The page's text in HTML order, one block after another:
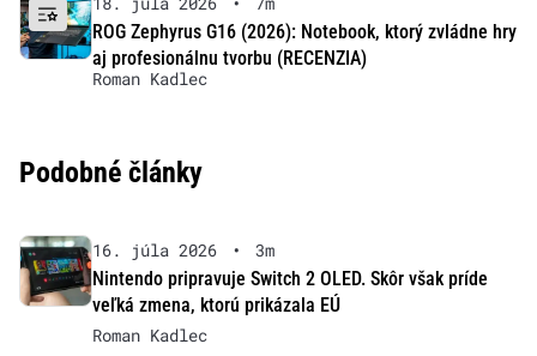
ROG Zephyrus G16 (2026): Notebook, ktorý zvládne hry
aj profesionálnu tvorbu (RECENZIA)
Roman Kadlec
Podobné články
16. júla 2026 •
3m
Nintendo pripravuje Switch 2 OLED. Skôr však príde
veľká zmena, ktorú prikázala EÚ
Roman Kadlec